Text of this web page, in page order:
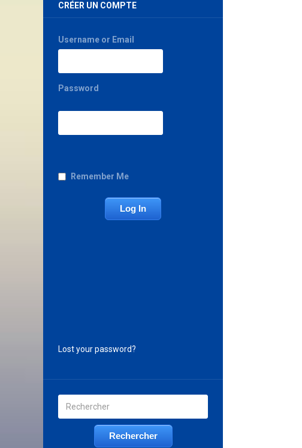
CRÉER UN COMPTE
Username or Email
Password
Remember Me
Lost your password?